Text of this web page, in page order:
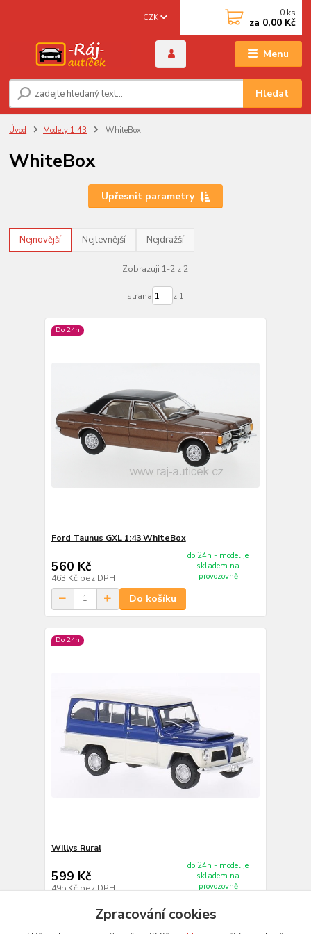
Menu
CZK
Hledat
0 ks
za 0,00 Kč
Úvod Modely 1:43 WhiteBox
WhiteBox
Upřesnit parametry
Nejnovější Nejlevnější Nejdražší
Zobrazuji 1-2 z 2
strana z 1
Do 24h
Ford Taunus GXL 1:43 WhiteBox
560 Kč
463 Kč bez DPH
do 24h - model je
skladem na
provozovně
Do košíku
Do 24h
Willys Rural
599 Kč
495 Kčbez DPH
do 24h - model je
skladem na
provozovně
Do košíku
Zpracování cookies